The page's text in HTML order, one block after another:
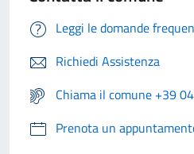
Leggi le domande
Richiedi Assistenza
Chiama il comune +39
Prenota un